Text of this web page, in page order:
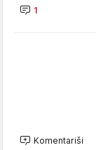
1
Komentariši